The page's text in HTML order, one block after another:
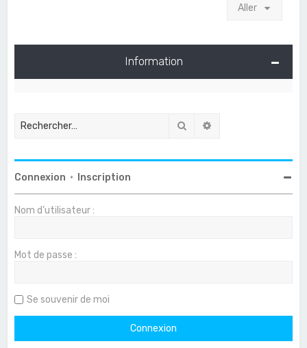
Aller
Information
Rechercher
Connexion • Inscription
Nom d’utilisateur :
Mot de passe :
Se souvenir de moi